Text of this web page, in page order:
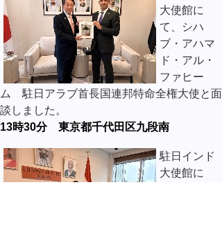
大使館に
て、シハ
ブ・アハマ
ド・アル・
ファヒー
ム 駐日アラブ首長国連邦特命全権大使と面
談しました。
13時30分 東京都千代田区九段南
駐日インド
大使館に